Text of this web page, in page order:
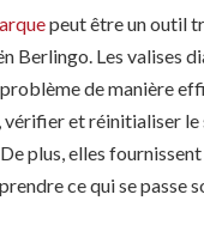
peut être un outil
Berlingo. Les
de manière
vérifier et réinitialiser
plus, elles
ce qui se